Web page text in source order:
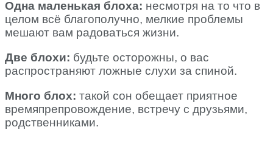
Одна маленькая блоха: несмотря на то что в
целом всё благополучно, мелкие проблемы
мешают вам радоваться жизни.
Две блохи: будьте осторожны, о вас
распространяют ложные слухи за спиной.
Много блох: такой сон обещает приятное
времяпрепровождение, встречу с друзьями,
родственниками.